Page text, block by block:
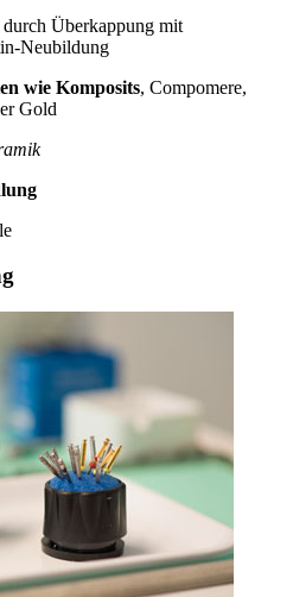
Überkappung mit
Neubildung
wie Komposits, Compomere,
Gold